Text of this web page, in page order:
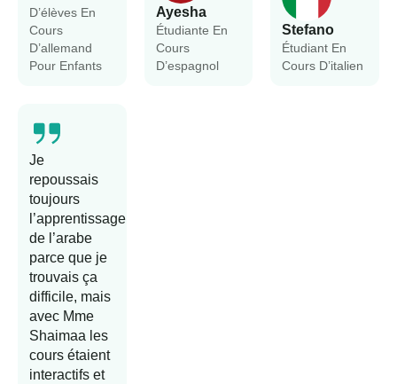
D’élèves En
Cours
D’allemand
Pour Enfants
Ayesha
Étudiante En
Cours
D’espagnol
Stefano
Étudiant En
Cours D’italien
Je
repoussais
toujours
l’apprentissage
de l’arabe
parce que je
trouvais ça
difficile, mais
avec Mme
Shaimaa les
cours étaient
interactifs et